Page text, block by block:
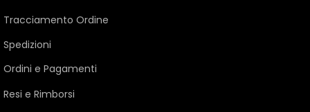
Tracciamento Ordine
Spedizioni
Ordini e Pagamenti
Resi e Rimborsi